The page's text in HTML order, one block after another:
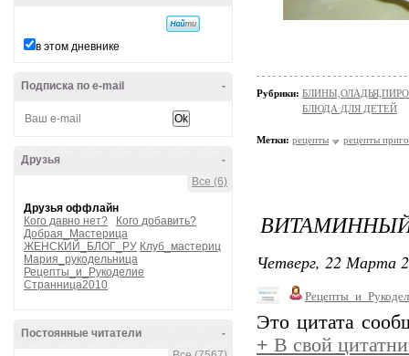
в этом дневнике
-
Подписка по e-mail
-
Друзья
Все (6)
Друзья оффлайн
Кого давно нет?
Кого добавить?
Добрая_Мастерица
ЖЕНСКИЙ_БЛОГ_РУ Клуб_мастериц
Мария_рукодельница
Рецепты_и_Рукоделие
Странница2010
-
Постоянные читатели
Рубрики:
БЛЮДА ДЛЯ ДЕТЕЙ
Метки: рецепты рецепты
Четверг, 22 Марта
Это цитата
+ В свой